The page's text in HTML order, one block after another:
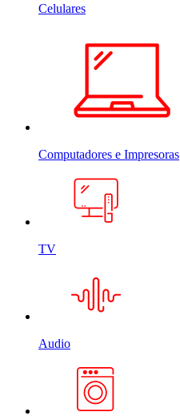
Celulares
Computadores e Impresoras
TV
Audio